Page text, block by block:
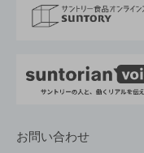
採用情報
お問い合わせ